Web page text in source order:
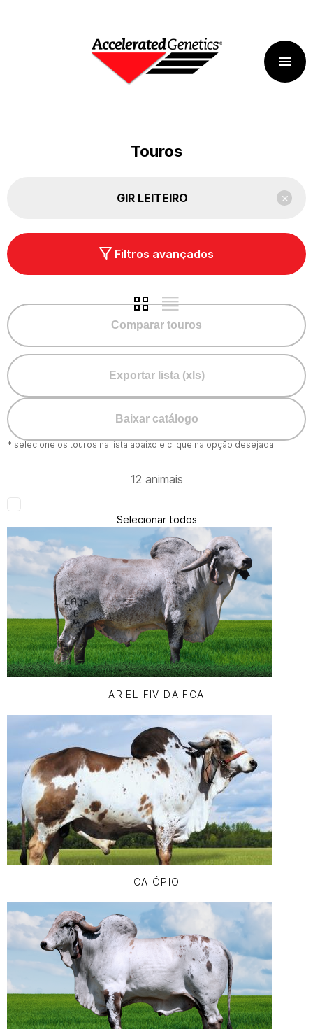
Touros
GIR LEITEIRO
Filtros avançados
Comparar touros
Exportar lista (xls)
Baixar catálogo
* selecione os touros na lista abaixo e clique na opção desejada
12 animais
Selecionar todos
ARIEL FIV DA FCA
CA ÓPIO